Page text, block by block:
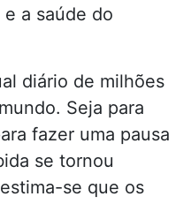
a saúde do
diário de milhões
Seja para
fazer uma pausa
se tornou
se que os